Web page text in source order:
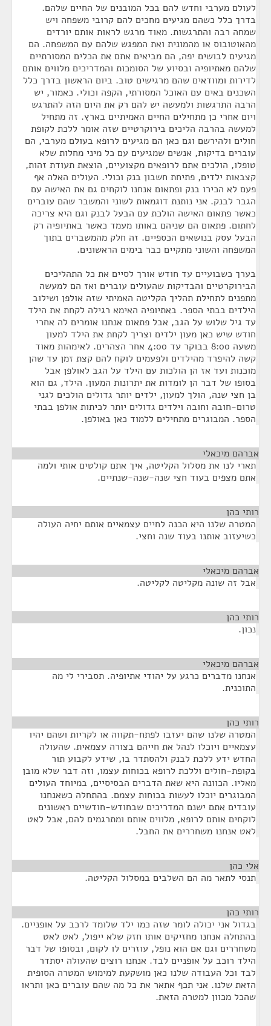
לעולם מערבי וחדש להם בכל המובנים של החיים שלהם.
בדרך כלל כשהם מגיעים מחכים להם קרובי משפחה ויש
שמחה רבה והתרגשות. מאוד מרגש לראות אותם יורדים
מהאוטובוס או מהמונית ואת המפגש שלהם עם המשפחה. הם
מגיעים לבושים יפה, הם מביאים אתם את הכלים המסורתיים
שלהם מאתיופיה ובסיוע של הסומכות והמדריכים מלווים אותם
לדירות ומוודאים שהם מרגישים טוב. ביום הראשון בדרך כלל
השכנים באים עם האוכל המסורתי, הקפה וכולי. כאמור, יש
הרבה התרגשות ולמעשה יש להם רק את היום הזה להתרגש
ויום אחרי כן מתחילים החיים האמיתיים בארץ. זה מתחיל
למעשה בהרבה הליכים בירוקרטיים שזה אומר ללכת לקופת
חולים ולהירשם וגם כאן הם מגיעים לרופא בעולם מערבי, הם
עוברים בדיקות, אנשים שמגיעים עם כל מיני מחלות שלא
טופלו, הולכים אתם לרופאים מקצועיים, הוצאת תעודת זהות,
קצבאות ילדים, פתיחת חשבון בנק וכולי. העולים האלה אף
פעם לא הכירו בנק ופתאום אנחנו לוקחים גם את האישה עם
הגבר לבנק. אני נותנת דוגמאות לשוני והמשבר שהם עוברים
כאשר פתאום האישה הולכת עם הבעל לבנק וגם היא צריכה
לחתום. פתאום הם שניהם באותו מעמד כאשר באתיופיה רק
הבעל עסק בנושאים הכספיים. זה חלק מהמשברים בתוך
המשפחה והשוני מתקיים כבר בימים הראשונים.
בערך כשבועיים עד חודש אורך לסיים את כל התהליכים
הבירוקרטיים והבדיקות שהעולים עוברים ואז הם למעשה
מתפנים לתחילת תהליך הקליטה האמיתי שזה אולפן ושילוב
הילדים בבתי הספר. באתיופיה האימא רגילה לקחת את הילד
עד גיל שלוש על הגב, אבל פתאום אנחנו אומרים לה אחרי
חודש שיש כאן מעון ילדים וצריך לקחת את הילד למעון
משעה 8:00 בבוקר עד 4:00 אחר הצהרים. לאימהות מאוד
קשה להיפרד מהילדים ולפעמים לוקח להם קצת זמן עד שהן
מוכנות ועד אז הן הולכות עם הילד על הגב לאולפן אבל
בסופו של דבר הן לומדות את יתרונות המעון. הילד, גם הוא
בן חצי שנה, הולך למעון, ילדים יותר גדולים הולכים לגני
טרום-חובה וחובה וילדים גדולים יותר לכיתות אולפן בבתי
הספר. המבוגרים מתחילים ללמוד כאן באולפן.
אברהם מיכאלי
תארי לנו את מסלול הקליטה, איך אתם קולטים אותי ולמה
אתם מצפים בעוד חצי שנה-שנה-שנתיים.
רותי כהן
המטרה שלנו היא הכנה לחיים עצמאיים אותם יחיה העולה
כשיעזוב אותנו בעוד שנה וחצי.
אברהם מיכאלי
אבל זה שונה מקליטה לקליטה.
רותי כהן
נכון.
אברהם מיכאלי
אנחנו מדברים כרגע על יהודי אתיופיה. תסבירי לי מה
התוכנית.
רותי כהן
המטרה שלנו שהם יעזבו לפתח-תקווה או לקריות ושהם יהיו
עצמאיים ויוכלו לנהל את חייהם בצורה עצמאית. שהעולה
החדש ידע ללכת לבנק ולהסתדר בו, שידע לקבוע תור
בקופת-חולים וללכת לרופא בכוחות עצמו, וזה דבר שלא מובן
מאליו. הכוונה היא שאת הדברים הבסיסיים, במיוחד העולים
המבוגרים יוכלו לעשות בכוחות עצמם. בהתחלה כשאנחנו
עובדים אתם ישנם המדריכים שבחודש-חודשיים ראשונים
לוקחים אותם לרופא, מלווים אותם ומתרגמים להם, אבל לאט
לאט אנחנו משחררים את החבל.
אלי כהן
תנסי לתאר מה הם השלבים במסלול הקליטה.
רותי כהן
בגדול אני יכולה לומר שזה כמו ילד שלומד לרכב על אופניים.
בהתחלה אנחנו מחזיקים אותו חזק שלא ייפול, לאט לאט
משחררים וגם אם הוא נופל, עוזרים לו לקום, ובסופו של דבר
הילד רוכב על אופניים לבד. אנחנו רוצים שהעולה יסתדר
לבד וכל העבודה שלנו כאן מושקעת למימוש המטרה הסופית
הזאת שלנו. אני תכף אתאר את כל מה שהם עוברים כאן ותראו
שהכל מכוון למטרה הזאת.